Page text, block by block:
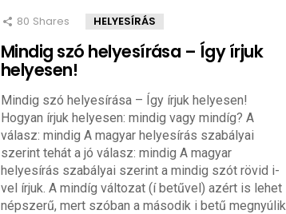
80 Shares HELYESÍRÁS
Mindig szó helyesírása – Így írjuk
helyesen!
Mindig szó helyesírása – Így írjuk helyesen!
Hogyan írjuk helyesen: mindig vagy mindíg? A
válasz: mindig A magyar helyesírás szabályai
szerint tehát a jó válasz: mindig A magyar
helyesírás szabályai szerint a mindig szót rövid i-
vel írjuk. A mindíg változat (í betűvel) azért is lehet
népszerű, mert szóban a második i betű megnyúlik.